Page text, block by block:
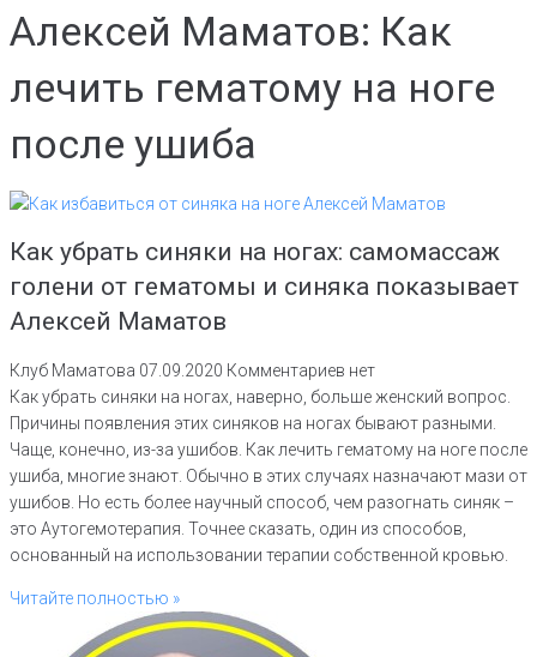
Алексей Маматов: Как
лечить гематому на ноге
после ушиба
Как убрать синяки на ногах: самомассаж
голени от гематомы и синяка показывает
Алексей Маматов
Клуб Маматова 07.09.2020 Комментариев нет
Как убрать синяки на ногах, наверно, больше женский вопрос.
Причины появления этих синяков на ногах бывают разными.
Чаще, конечно, из-за ушибов. Как лечить гематому на ноге после
ушиба, многие знают. Обычно в этих случаях назначают мази от
ушибов. Но есть более научный способ, чем разогнать синяк –
это Аутогемотерапия. Точнее сказать, один из способов,
основанный на использовании терапии собственной кровью.
Читайте полностью »